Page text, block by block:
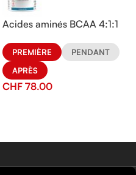
Acides aminés BCAA 4:1:1
PREMIÈRE
PENDANT
APRÈS
CHF 78.00